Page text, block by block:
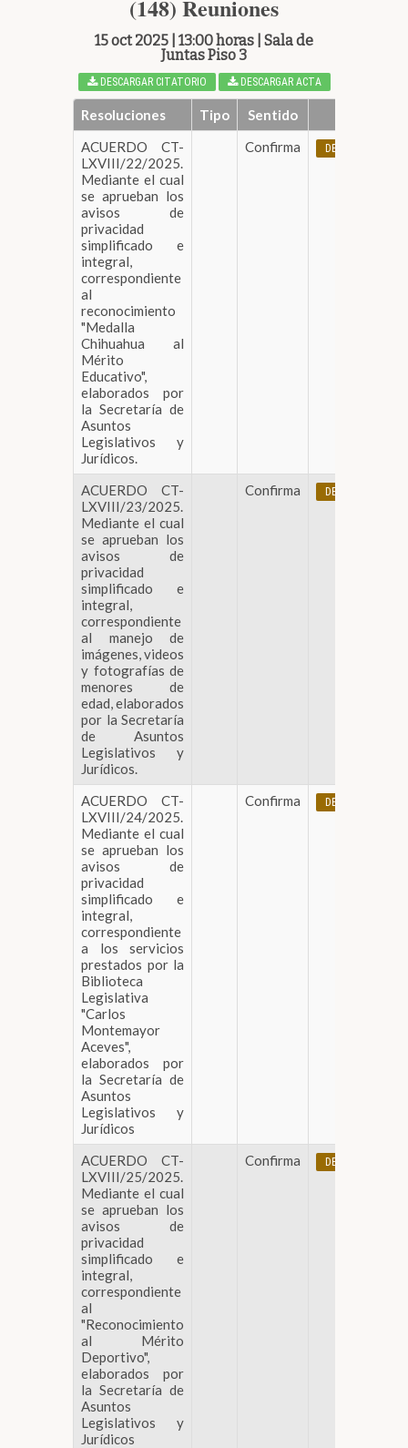
(148) Reuniones
15 oct 2025 | 13:00 horas | Sala de
Juntas Piso 3
DESCARGAR CITATORIO DESCARGAR ACTA
Resoluciones Tipo
Sentido
ACUERDO CT-
LXVIII/22/2025.
Mediante el cual
se aprueban los
avisos de
privacidad
simplificado e
integral,
correspondiente
al
reconocimiento
"Medalla
Chihuahua al
Mérito
Educativo",
elaborados por
la Secretaría de
Asuntos
Legislativos y
Jurídicos.
Confirma DESCARGAR
ACUERDO CT-
LXVIII/23/2025.
Mediante el cual
se aprueban los
avisos de
privacidad
simplificado e
integral,
correspondiente
al manejo de
imágenes, videos
y fotografías de
menores de
edad, elaborados
por la Secretaría
de Asuntos
Legislativos y
Jurídicos.
Confirma DESCARGAR
ACUERDO CT-
LXVIII/24/2025.
Mediante el cual
se aprueban los
avisos de
privacidad
simplificado e
integral,
correspondiente
a los servicios
prestados por la
Biblioteca
Legislativa
"Carlos
Montemayor
Aceves",
elaborados por
la Secretaría de
Asuntos
Legislativos y
Jurídicos
Confirma DESCARGAR
ACUERDO CT-
LXVIII/25/2025.
Mediante el cual
se aprueban los
avisos de
privacidad
simplificado e
integral,
correspondiente
al
"Reconocimiento
al Mérito
Deportivo",
elaborados por
la Secretaría de
Asuntos
Legislativos y
Jurídicos
Confirma DESCARGAR